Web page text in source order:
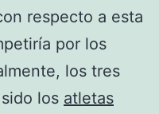
respecto a esta
por los
los tres
los atletas